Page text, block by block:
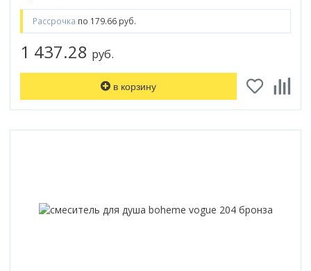
Рассрочка по 179.66 руб.
1 437.28 руб.
в корзину